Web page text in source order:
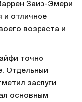
Заир-Эмери
и отличное
возраста и
точно
Отдельный
заслуги
основным